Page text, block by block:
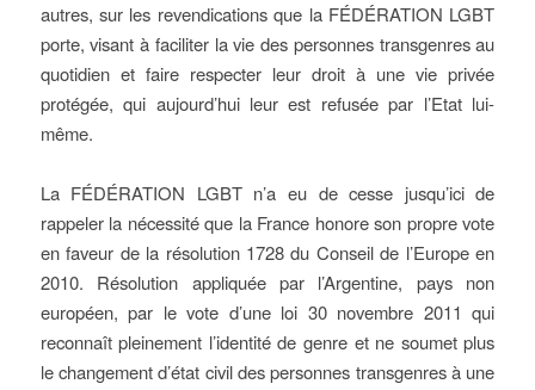
autres, sur les revendications que la FÉDÉRATION LGBT
porte, visant à faciliter la vie des personnes transgenres au
quotidien et faire respecter leur droit à une vie privée
protégée, qui aujourd’hui leur est refusée par l’Etat lui-
même.
La FÉDÉRATION LGBT n’a eu de cesse jusqu’ici de
rappeler la nécessité que la France honore son propre vote
en faveur de la résolution 1728 du Conseil de l’Europe en
2010. Résolution appliquée par l’Argentine, pays non
européen, par le vote d’une loi 30 novembre 2011 qui
reconnaît pleinement l’identité de genre et ne soumet plus
le changement d’état civil des personnes transgenres à une